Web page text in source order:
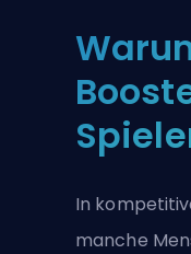
In
manche